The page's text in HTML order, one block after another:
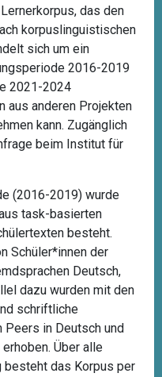
das den
korpuslinguistischen
sich um ein
2016-2019
2021-2024
aus anderen Projekten
kann. Zugänglich
beim Institut für
(2016-2019) wurde
task-basierten
besteht.
Schüler*innen der
Deutsch,
dazu wurden mit den
schriftliche
Peers in Deutsch und
Über alle
besteht das Korpus per